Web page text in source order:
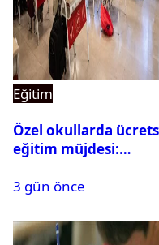
Eğitim
Özel okullarda
eğitim müjdesi:
başladı
3 gün önce